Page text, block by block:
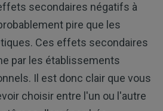
secondaires négatifs à
pire que les
Ces effets secondaires
par les établissements
Il est donc clair que vous
choisir entre l'un ou l'autre